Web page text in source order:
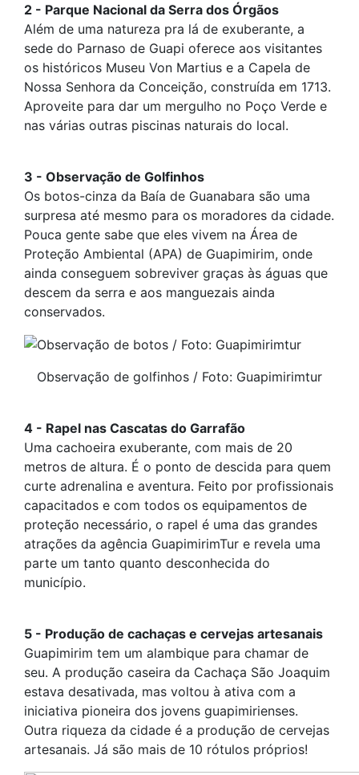
2 - Parque Nacional da Serra dos Órgãos
Além de uma natureza pra lá de exuberante, a
sede do Parnaso de Guapi oferece aos visitantes
os históricos Museu Von Martius e a Capela de
Nossa Senhora da Conceição, construída em 1713.
Aproveite para dar um mergulho no Poço Verde e
nas várias outras piscinas naturais do local.
3 - Observação de Golfinhos
Os botos-cinza da Baía de Guanabara são uma
surpresa até mesmo para os moradores da cidade.
Pouca gente sabe que eles vivem na Área de
Proteção Ambiental (APA) de Guapimirim, onde
ainda conseguem sobreviver graças às águas que
descem da serra e aos manguezais ainda
conservados.
Observação de golfinhos / Foto: Guapimirimtur
4 - Rapel nas Cascatas do Garrafão
Uma cachoeira exuberante, com mais de 20
metros de altura. É o ponto de descida para quem
curte adrenalina e aventura. Feito por profissionais
capacitados e com todos os equipamentos de
proteção necessário, o rapel é uma das grandes
atrações da agência GuapimirimTur e revela uma
parte um tanto quanto desconhecida do
município.
5 - Produção de cachaças e cervejas artesanais
Guapimirim tem um alambique para chamar de
seu. A produção caseira da Cachaça São Joaquim
estava desativada, mas voltou à ativa com a
iniciativa pioneira dos jovens guapimirienses.
Outra riqueza da cidade é a produção de cervejas
artesanais. Já são mais de 10 rótulos próprios!